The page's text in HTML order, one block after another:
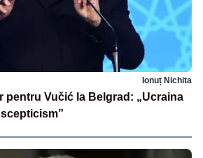
Ionuț Nichita
pentru Vučić la Belgrad: „Ucraina